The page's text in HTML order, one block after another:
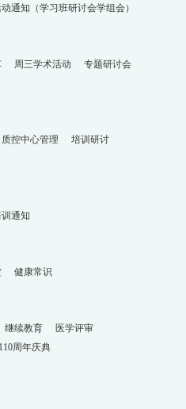
通知（学习班研讨会学组会）
周三学术活动
专题研讨会
质控中心管理
培训研讨
通知
健康常识
继续教育
医学评审
周年庆典